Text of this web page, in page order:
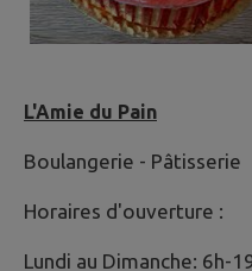
L'Amie du Pain
Boulangerie - Pâtisserie
Horaires d'ouverture :
Lundi au Dimanche: 6h-